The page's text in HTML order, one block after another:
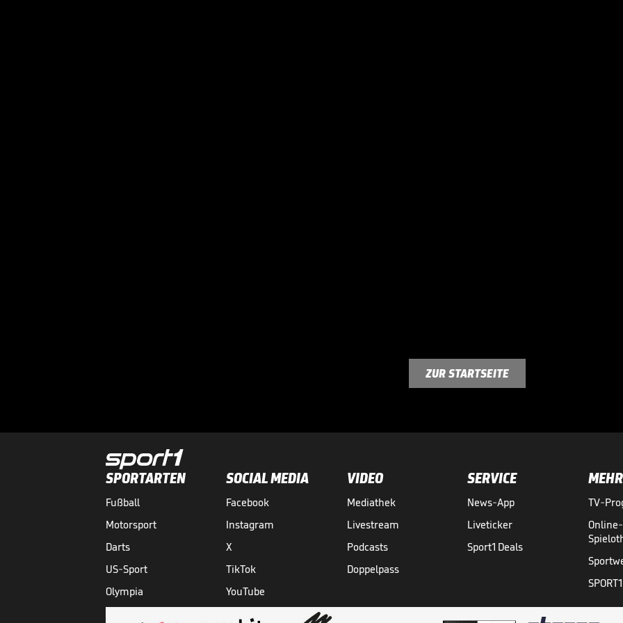
ZUR STARTSEITE
SPORTARTEN
Fußball
Motorsport
Darts
US-Sport
Olympia
SOCIAL MEDIA
Facebook
Instagram
X
TikTok
YouTube
VIDEO
Mediathek
Livestream
Podcasts
Doppelpass
SERVICE
News-App
Liveticker
Sport1 Deals
MEHR
TV-